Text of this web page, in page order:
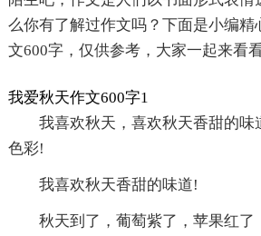
么你有了解过作文吗？下面是小编精
文600字，仅供参考，大家一起来看看
我爱秋天作文600字1
我喜欢秋天，喜欢秋天香甜的味
色彩!
我喜欢秋天香甜的味道!
秋天到了，葡萄紫了，苹果红了